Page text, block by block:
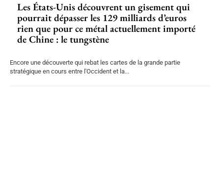
Les États-Unis découvrent un gisement qui
pourrait dépasser les 129 milliards d’euros
rien que pour ce métal actuellement importé
de Chine : le tungstène
Encore une découverte qui rebat les cartes de la grande partie
stratégique en cours entre l'Occident et la...